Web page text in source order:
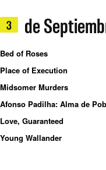
3 de
Bed of Roses
Place of Execution
Midsomer Murders
Afonso Padilha: Alma de
Love, Guaranteed
Young Wallander